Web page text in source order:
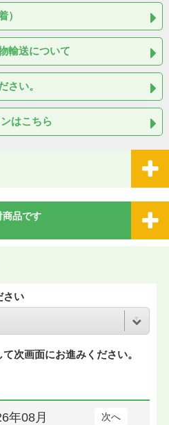
）
輸送について
さい。
はこちら
商品です
さい
次画面にお進みください。
年08月 次へ